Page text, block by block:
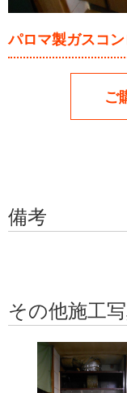
パロマ製ガスコ
ご
備考
その他施工